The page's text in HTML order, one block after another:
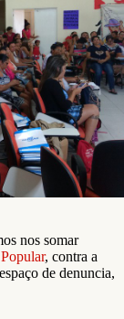
nos somar
, contra a
de denuncia,